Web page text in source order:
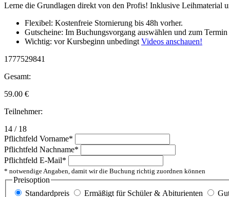
Lerne die Grundlagen direkt von den Profis! Inklusive Leihmaterial
Flexibel: Kostenfreie Stornierung bis 48h vorher.
Gutscheine: Im Buchungsvorgang auswählen und zum
Wichtig: vor Kursbeginn unbedingt Videos anschauen!
1777529841
Gesamt:
59.00 €
Teilnehmer:
14 / 18
Pflichtfeld Vorname*
Pflichtfeld Nachname*
Pflichtfeld E-Mail*
* notwendige Angaben, damit wir die Buchung richtig zuordnen können
Preisoption
Standardpreis
Ermäßigt für Schüler & Abiturienten